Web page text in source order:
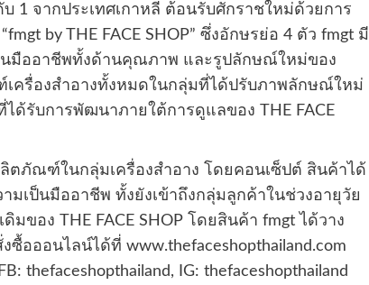
บ 1 จากประเทศเกาหลี ต้อนรับศักราชใหม่ด้วยการ
by THE FACE SHOP” ซึ่งอักษรย่อ 4 ตัว fmgt มี
นมืออาชีพทั้งด้านคุณภาพ และรูปลักษณ์ใหม่ของ
รื่องสำอางทั้งหมดในกลุ่มที่ได้ปรับภาพลักษณ์ใหม่
ด้รับการพัฒนาภายใต้การดูแลของ THE FACE
ภัณฑ์ในกลุ่มเครื่องสำอาง โดยคอนเซ็ปต์ สินค้าได้
มเป็นมืออาชีพ ทั้งยังเข้าถึงกลุ่มลูกค้าในช่วงอายุวัย
ของ THE FACE SHOP โดยสินค้า fmgt ได้วาง
อออนไลน์ได้ที่ www.thefaceshopthailand.com
thefaceshopthailand, IG: thefaceshopthailand